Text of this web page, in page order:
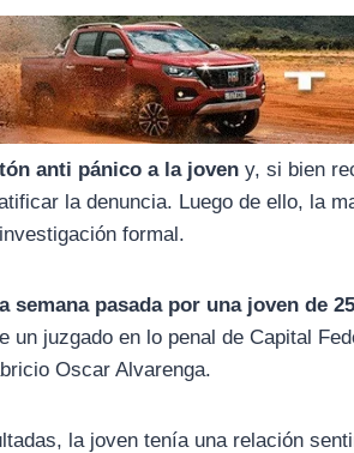
anti pánico a la joven y, si bien
la denuncia. Luego de ello, la
formal.
semana pasada por una joven de
un juzgado en lo penal de Capital
Oscar Alvarenga.
la joven tenía una relación